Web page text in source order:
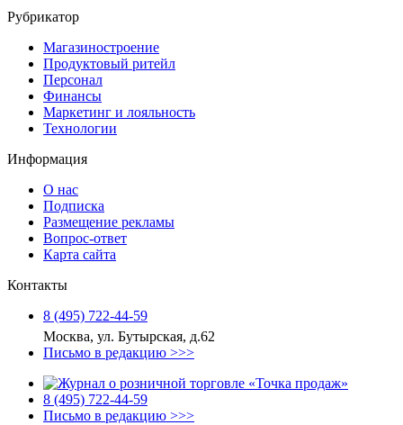
Рубрикатор
Магазиностроение
Продуктовый ритейл
Персонал
Финансы
Маркетинг и лояльность
Технологии
Информация
О нас
Подписка
Размещение рекламы
Вопрос-ответ
Карта сайта
Контакты
8 (495) 722‑44‑59
Москва, ул. Бутырская, д.62
Письмо в редакцию >>>
8 (495) 722‑44‑59
Письмо в редакцию >>>